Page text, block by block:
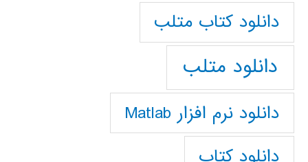
دانلود كتاب متلب
دانلود متلب
دانلود نرم افزار Matlab
دانلود کتاب